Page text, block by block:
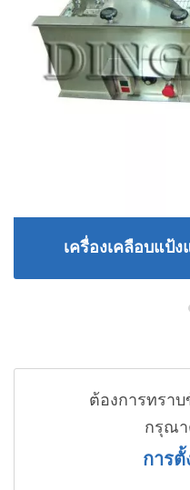
เครื่องเคลือบแป้
ต้องการทราบ
กรุณา
การตั้